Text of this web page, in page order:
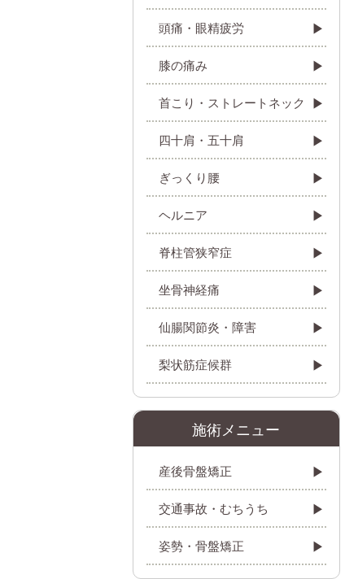
頭痛・眼精疲労
膝の痛み
首こり・ストレートネック
四十肩・五十肩
ぎっくり腰
ヘルニア
脊柱管狭窄症
坐骨神経痛
仙腸関節炎・障害
梨状筋症候群
施術メニュー
産後骨盤矯正
交通事故・むちうち
姿勢・骨盤矯正